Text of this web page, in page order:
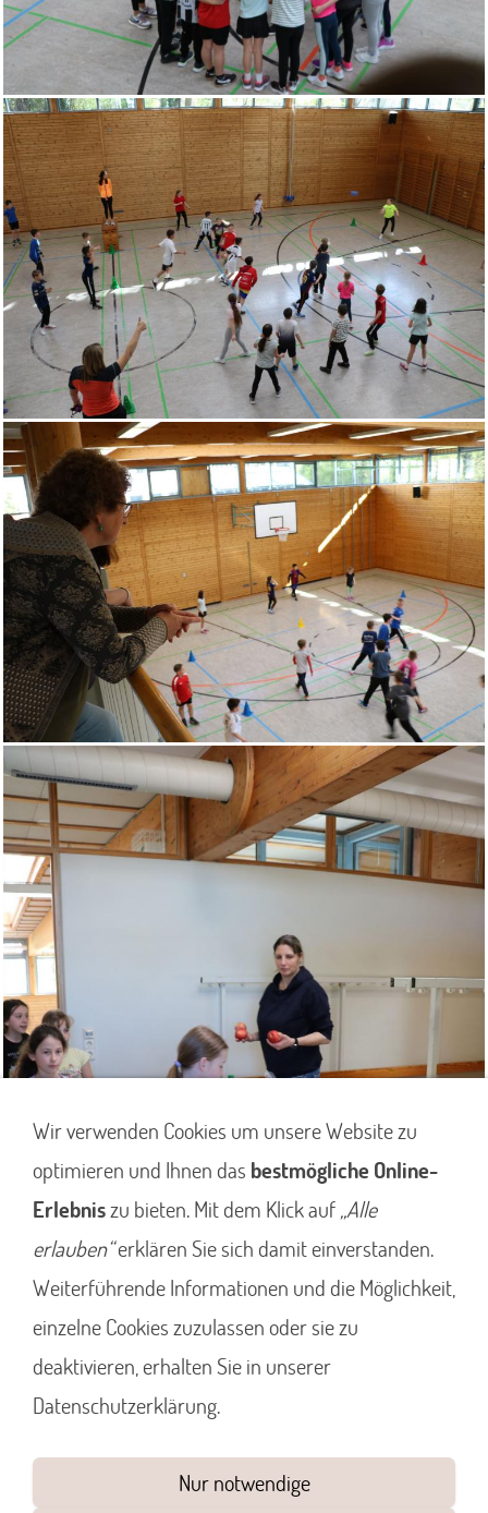
Wir verwenden Cookies um unsere Website zu
optimieren und Ihnen das bestmögliche Online-
Erlebniszu bieten. Mit dem Klick auf„Alle
erlauben“erklären Sie sich damit einverstanden.
Weiterführende Informationen und die Möglichkeit,
einzelne Cookies zuzulassen oder sie zu
deaktivieren, erhalten Sie in unserer
Datenschutzerklärung.
Nur notwendige